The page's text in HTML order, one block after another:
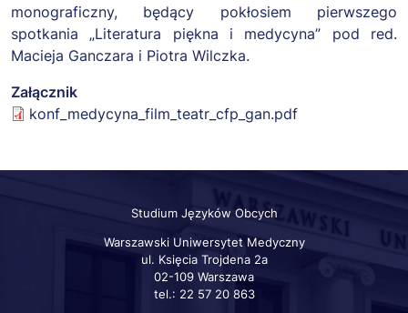
monograficzny, będący pokłosiem pierwszego
spotkania „Literatura piękna i medycyna” pod red.
Macieja Ganczara i Piotra Wilczka.
Załącznik
konf_medycyna_film_teatr_cfp_gan.pdf
Studium Języków Obcych
Warszawski Uniwersytet Medyczny
ul. Księcia Trojdena 2a
02-109 Warszawa
tel.: 22 57 20 863